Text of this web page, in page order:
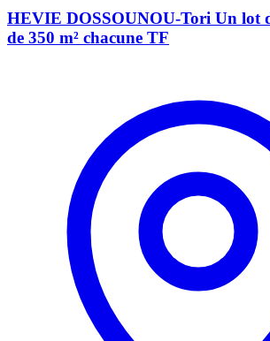
HEVIE DOSSOUNOU-Tori Un lot
de 350 m² chacune TF